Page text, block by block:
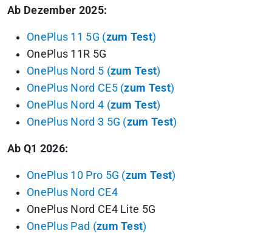
Ab Dezember 2025:
OnePlus 11 5G (zum Test)
OnePlus 11R 5G
OnePlus Nord 5 (zum Test)
OnePlus Nord CE5 (zum Test)
OnePlus Nord 4 (zum Test)
OnePlus Nord 3 5G (zum Test)
Ab Q1 2026:
OnePlus 10 Pro 5G (zum Test)
OnePlus Nord CE4
OnePlus Nord CE4 Lite 5G
OnePlus Pad (zum Test)